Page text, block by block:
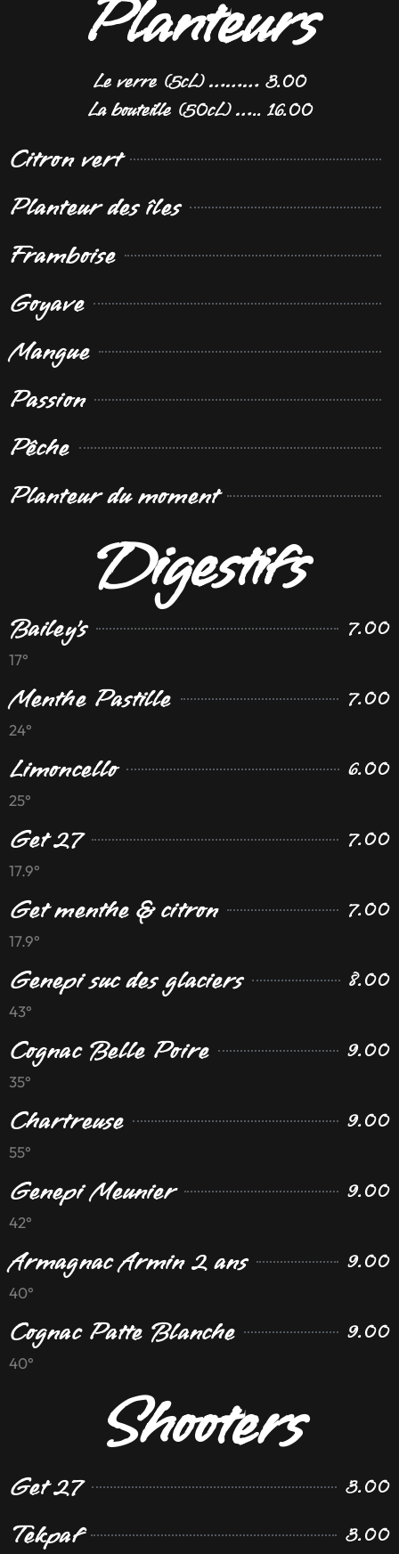
Planteurs
Le verre (5cL) ……… 3.00
La bouteille (50cL) ….. 16.00
Citron vert
Planteur des îles
Framboise
Goyave
Mangue
Passion
Pêche
Planteur du moment
Digestifs
Bailey's 7.00
17°
Menthe Pastille 7.00
24°
Limoncello 6.00
25°
Get 27 7.00
17.9°
Get menthe & citron 7.00
17.9°
Genepi suc des glaciers 8.00
43°
Cognac Belle Poire 9.00
35°
Chartreuse 9.00
55°
Genepi Meunier 9.00
42°
Armagnac Armin 2 ans 9.00
40°
Cognac Patte Blanche 9.00
40°
Shooters
Get 27 3.00
Tekpaf 3.00